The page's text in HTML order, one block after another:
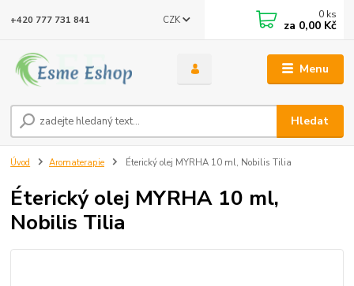
Menu
CZK
Hledat
+420 777 731 841 0 ks
za 0,00 Kč
Úvod Aromaterapie Éterický olej MYRHA 10 ml, Nobilis Tilia
Éterický olej MYRHA 10 ml,
Nobilis Tilia